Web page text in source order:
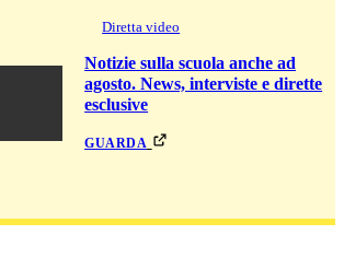
Diretta video
Notizie sulla scuola anche ad
agosto. News, interviste e dirette
esclusive
guarda